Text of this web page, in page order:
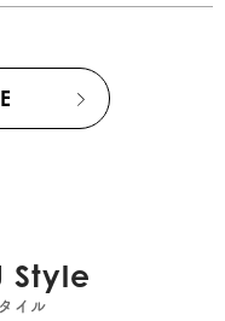
Style
イル